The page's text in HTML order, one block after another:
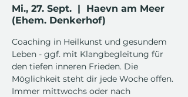
Mi., 27. Sept.
  |
Haevn am Meer
(Ehem. Denkerhof)
Coaching in Heilkunst und gesundem
Leben - ggf. mit Klangbegleitung für
den tiefen inneren Frieden. Die
Möglichkeit steht dir jede Woche offen.
Immer mittwochs oder nach